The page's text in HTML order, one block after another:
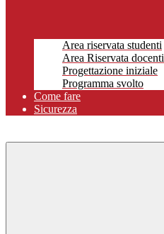
Area riservata studenti
Area Riservata docenti
Progettazione iniziale
Programma svolto
Come fare
Sicurezza